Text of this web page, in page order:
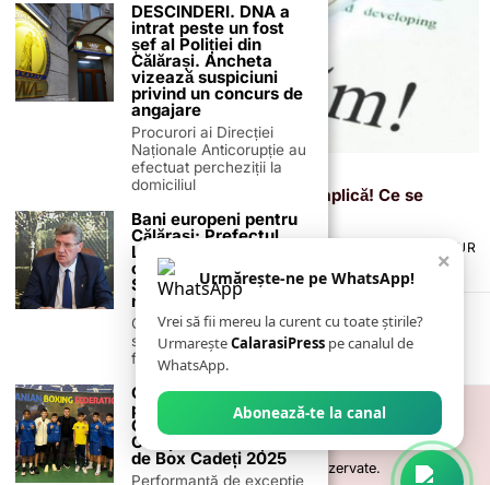
Salarii de până la 8000 lei și nimeni nu aplică! Ce se
întâmplă cu piața muncii din Călărași?
TERMENI ȘI CONDIȚII
POLITICA DE ANULARE & RETUR
PUBLICITATE ONLINE & TIPĂRITĂ
CONTACT
ZIARUL ANUNȚUL CĂLĂRĂȘEAN
© 2026- Toate drepturile sunt rezervate.
×
Urmărește-ne pe WhatsApp!
Vrei să fii mereu la curent cu toate știrile?
UrmareșteCalarasiPress pe canalul de
WhatsApp.
Abonează-te la canal
DESCINDERI. DNA a
intrat peste un fost
șef al Poliției din
Călărași. Ancheta
vizează suspiciuni
privind un concurs de
angajare
Procurori ai Direcției
Naționale Anticorupție au
efectuat percheziții la
domiciliul
Bani europeni pentru
Călărași: Prefectul
Laurențiu State anunță
colaborarea cu ADR
Sud-Muntenia pentru
noi finanțări
Călărașul se pregătește
să intre pe harta
finanțărilor europene, cu
CSM Călărași, din nou
pe primul loc în țară!
Clubul domină
Campionatul Național
de Box Cadeți 2025
Performanță de excepție